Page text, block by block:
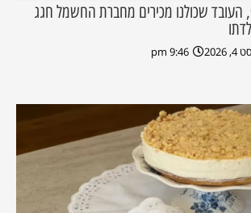
העובד שכולנו מכירים מחברת החשמל חגג
2026
9:46 pm